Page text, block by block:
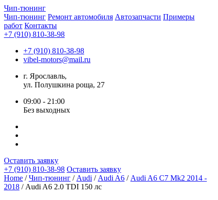
Чип-тюнинг
Чип-тюнинг Ремонт автомобиля Автозапчасти Примеры
работ Контакты
+7 (910) 810-38-98
+7 (910) 810-38-98
vibel-motors@mail.ru
г. Ярославль,
ул. Полушкина роща, 27
09:00 - 21:00
Без выходных
Оставить заявку
+7 (910) 810-38-98 Оставить заявку
Home /Чип-тюнинг / Audi / Audi A6 / Audi A6 C7 Mk2 2014 -
2018 / Audi A6 2.0 TDI 150 лс